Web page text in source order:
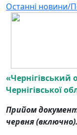
Останні новини/
«Чернігівський
Чернігівської
Прийом
червня (включно).